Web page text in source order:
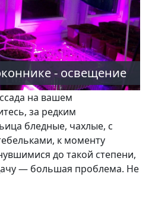
- освещение
на вашем
за редким
бледные, чахлые, с
к моменту
до такой степени,
— большая проблема. Не